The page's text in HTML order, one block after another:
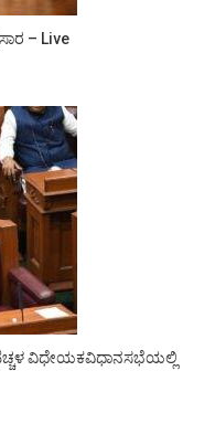
– Live
ವಿಧೇಯಕವಿಧಾನಸಭೆಯಲ್ಲಿ